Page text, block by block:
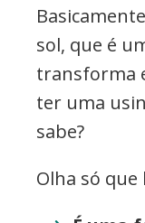
sol, que é
transforma
ter uma
sabe?
Olha só que